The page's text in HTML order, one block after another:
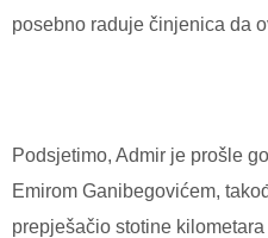
posebno raduje činjenica da
Podsjetimo, Admir je prošle
Emirom Ganibegovićem,
prepješačio stotine